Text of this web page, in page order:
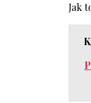
Jak